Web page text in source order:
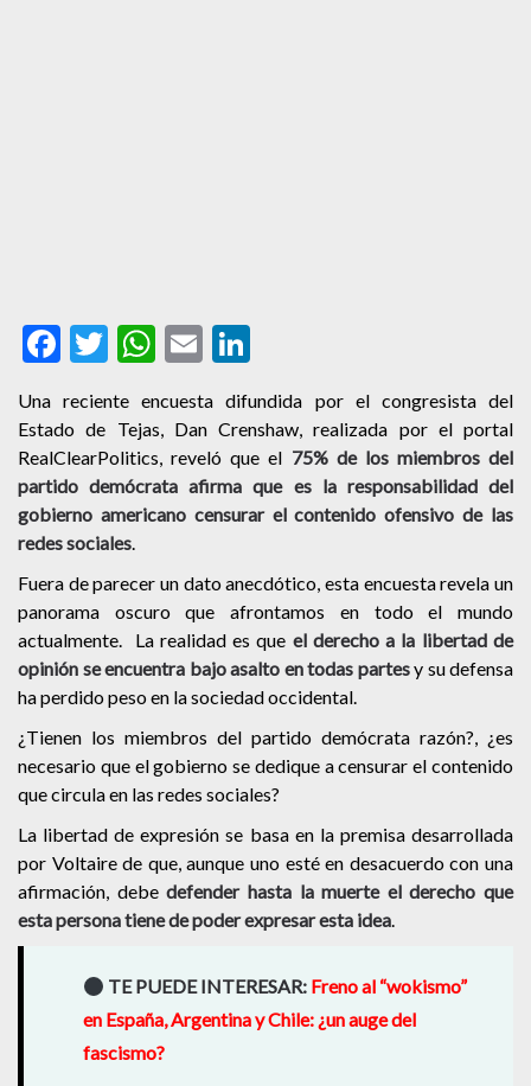
Facebook
Twitter
WhatsApp
Email
Una reciente encuesta difundida por el congresista del
Estado de Tejas, Dan Crenshaw, realizada por el portal
RealClearPolitics, reveló que el 75% de los miembros del
partido demócrata afirma que es la responsabilidad del
gobierno americano censurar el contenido ofensivo de las
redes sociales.
Fuera de parecer un dato anecdótico, esta encuesta revela un
panorama oscuro que afrontamos en todo el mundo
actualmente. La realidad es que el derecho a la libertad de
opinión se encuentra bajo asalto en todas partesy su defensa
ha perdido peso en la sociedad occidental.
¿Tienen los miembros del partido demócrata razón?, ¿es
necesario que el gobierno se dedique a censurar el contenido
que circula en las redes sociales?
La libertad de expresión se basa en la premisa desarrollada
por Voltaire de que, aunque uno esté en desacuerdo con una
afirmación, debedefender hasta la muerte el derecho que
esta persona tiene de poder expresar esta idea.
TE PUEDE INTERESAR: Freno al “wokismo”
en España, Argentina y Chile: ¿un auge del
fascismo?